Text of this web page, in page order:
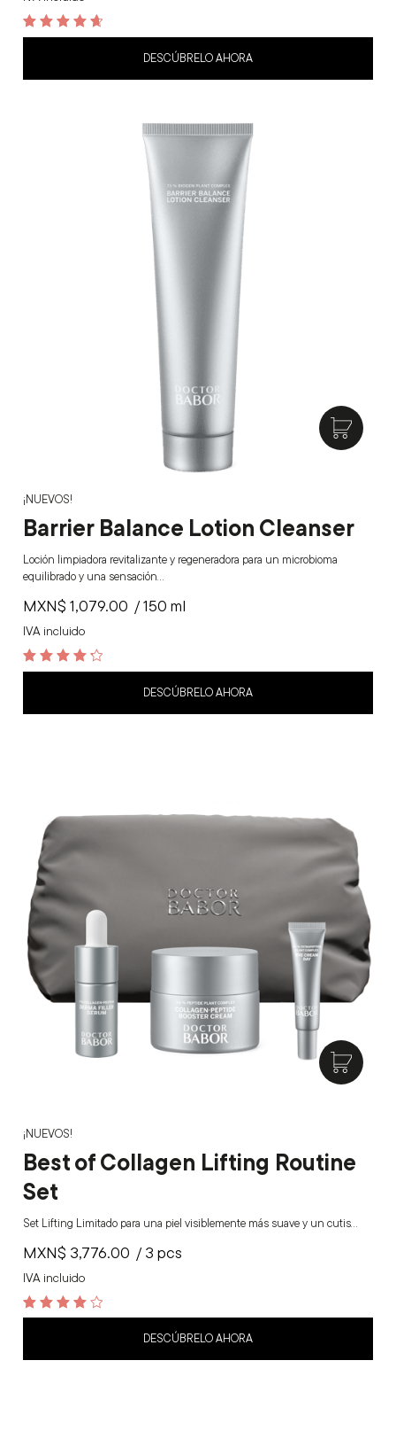
4.8
DESCÚBRELO AHORA
¡NUEVOS!
Barrier Balance Lotion Cleanser
Loción limpiadora revitalizante y regeneradora para un microbioma
equilibrado y una sensación…
MXN$ 1,079.00
IVA incluido
/ 150 ml
4.4
DESCÚBRELO AHORA
¡NUEVOS!
Best of Collagen Lifting Routine
Set
Set Lifting Limitado para una piel visiblemente más suave y un cutis…
MXN$ 3,776.00
IVA incluido
/ 3 pcs
4.2
DESCÚBRELO AHORA